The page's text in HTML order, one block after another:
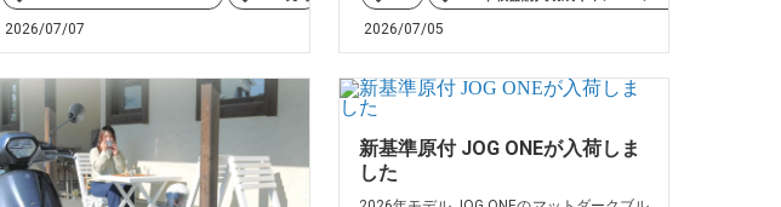
2026/07/07 2026/07/05
新基準原付 JOG ONEが入荷しま
した